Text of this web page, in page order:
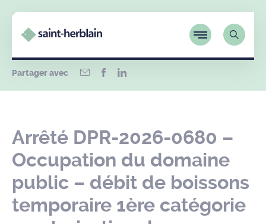
Partager avec
Arrêté DPR-2026-0680 –
Occupation du domaine
public – débit de boissons
temporaire 1ère catégorie